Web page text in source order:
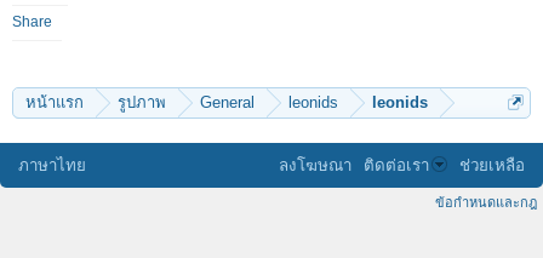
Share
หน้าแรก รูปภาพ General leonids leonids
ภาษาไทย ลงโฆษณา ติดต่อเรา ช่วยเหลือ
ข้อกำหนดและกฎ